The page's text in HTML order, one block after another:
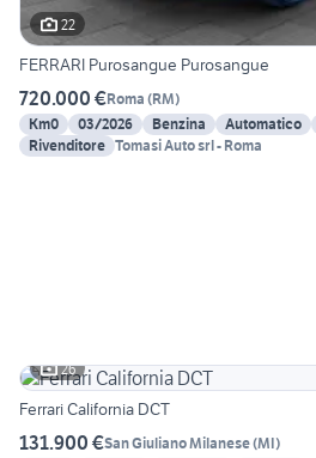
22
FERRARI Purosangue Purosangue
720.000 €Roma (RM)
Km0
03/2026 Benzina Automatico
Rivenditore Tomasi Auto srl - Roma
26
Ferrari California DCT
131.900 €San Giuliano Milanese(MI)